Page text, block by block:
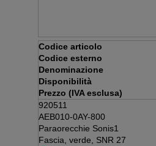
Codice articolo
Codice esterno
Denominazione
Disponibilità
Prezzo (IVA esclusa)
920511
AEB010-0AY-800
Paraorecchie Sonis1
Fascia, verde, SNR 27